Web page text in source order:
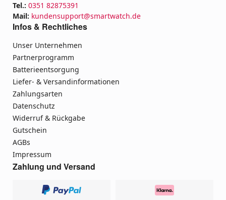
Tel.: 0351 82875391
Mail: kundensupport@smartwatch.de
Infos & Rechtliches
Unser Unternehmen
Partnerprogramm
Batterieentsorgung
Liefer- & Versandinformationen
Zahlungsarten
Datenschutz
Widerruf & Rückgabe
Gutschein
AGBs
Impressum
Zahlung und Versand